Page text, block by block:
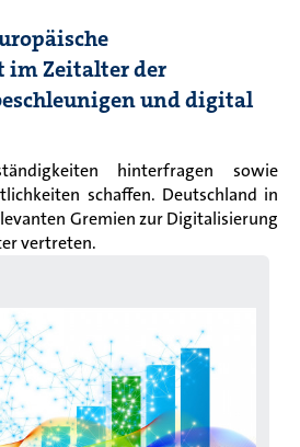
im Zeitalter der
und digital
hinterfragen sowie
schaffen. Deutschland in
Gremien zur Digitalisierung
vertreten.